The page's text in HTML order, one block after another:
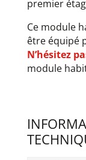
premier
Ce module
être équipé
N’hésitez
module